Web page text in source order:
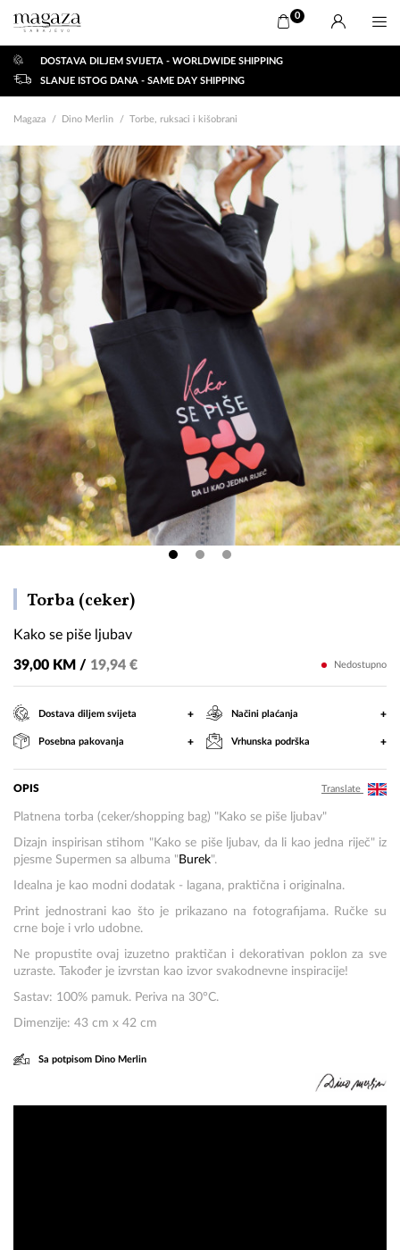
0
DOSTAVA DILJEM SVIJETA - WORLDWIDE SHIPPING
SLANJE ISTOG DANA - SAME DAY SHIPPING
Magaza Dino Merlin Torbe, ruksaci i kišobrani
Torba (ceker)Kako
ljubav
Kako se piše ljubav
39,00 KM / 19,94 € Nedostupno
Dostava diljem svijeta + Načini plaćanja +
Posebna pakovanja + Vrhunska podrška +
OPIS Translate
Platnena torba (ceker/shopping bag) "Kako se piše ljubav"
Dizajn inspirisan stihom "Kako se piše ljubav, da li kao jedna riječ"iz
pjesme Supermen sa albuma "Burek".
Idealna je kao modni dodatak - lagana, praktična i originalna.
Print jednostrani kao što je prikazano na fotografijama. Ručke su
crne boje i vrlo udobne.
Ne propustite ovaj izuzetno praktičan i dekorativan poklon za sve
uzraste. Također je izvrstan kao izvor svakodnevne inspiracije!
Sastav: 100% pamuk. Periva na 30°C.
Dimenzije: 43 cm x 42 cm
Sa potpisom Dino Merlin